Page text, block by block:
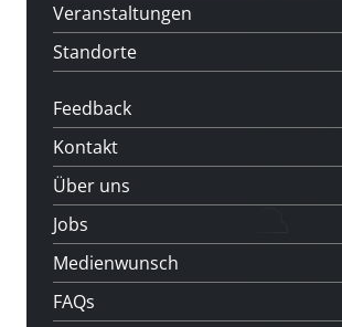
Veranstaltungen
Standorte
Feedback
Kontakt
Über uns
Jobs
Medienwunsch
FAQs